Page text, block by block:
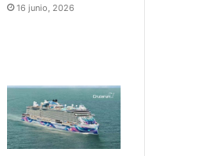
16 junio, 2026